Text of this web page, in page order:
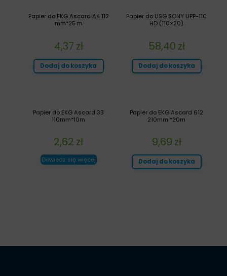
Papier do USG SONY UPP-110
HD (110×20)
58,40 zł
Dodaj do koszyka
Papier do EKG Ascard A4 112
mm*25 m
4,37 zł
Dodaj do koszyka
Papier do EKG Ascard 612
210mm *20m
9,69 zł
Dodaj do koszyka
Papier do EKG Ascard 33
110mm*10m
2,62 zł
Dowiedz się więcej